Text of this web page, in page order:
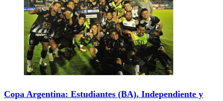
Copa Argentina: Estudiantes (BA), Independiente y